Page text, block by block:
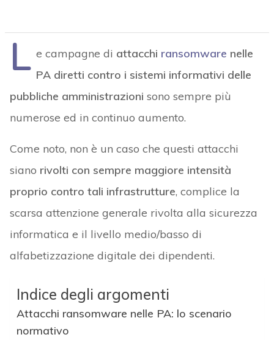
L e campagne di attacchi ransomware nelle
PA diretti contro i sistemi informativi delle
pubbliche amministrazioni sono sempre più
numerose ed in continuo aumento.
Come noto, non è un caso che questi attacchi
siano rivolti con sempre maggiore intensità
proprio contro tali infrastrutture, complice la
scarsa attenzione generale rivolta alla sicurezza
informatica e il livello medio/basso di
alfabetizzazione digitale dei dipendenti.
Indice degli argomenti
Attacchi ransomware nelle PA: lo scenario
normativo